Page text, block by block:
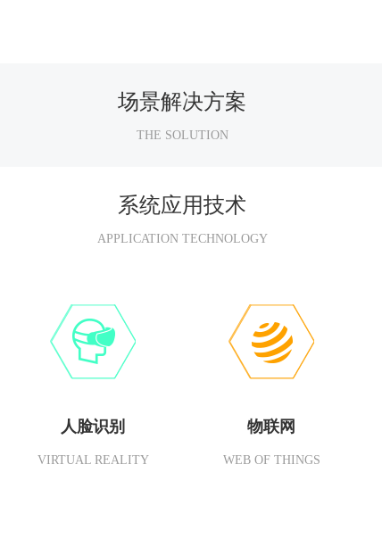
场景解决方案
THE SOLUTION
系统应用技术
APPLICATION TECHNOLOGY
人脸识别
VIRTUAL REALITY
物联网
WEB OF THINGS